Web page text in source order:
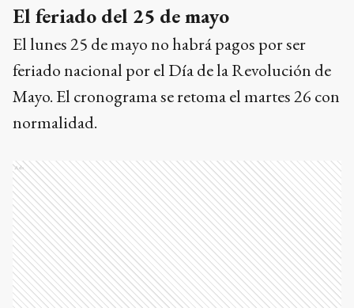
El feriado del 25 de mayo
El lunes 25 de mayo no habrá pagos por ser
feriado nacional por el Día de la Revolución de
Mayo. El cronograma se retoma el martes 26 con
normalidad.
Ads